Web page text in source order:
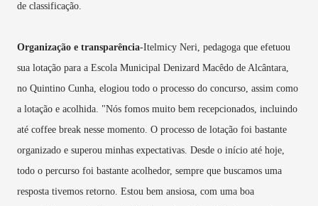
de classificação.
Organização e transparência-Itelmicy Neri, pedagoga que efetuou
sua lotação para a Escola Municipal Denizard Macêdo de Alcântara,
no Quintino Cunha, elogiou todo o processo do concurso, assim como
a lotação e acolhida. "Nós fomos muito bem recepcionados, incluindo
até coffee break nesse momento. O processo de lotação foi bastante
organizado e superou minhas expectativas. Desde o início até hoje,
todo o percurso foi bastante acolhedor, sempre que buscamos uma
resposta tivemos retorno. Estou bem ansiosa, com uma boa